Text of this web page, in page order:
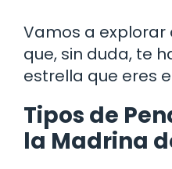
Vamos a
que, sin duda, te
estrella que eres
Tipos de
la Madrina